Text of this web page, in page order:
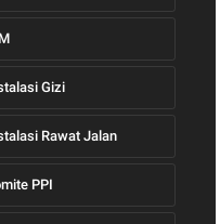
Gizi
Rawat Jalan
PPI